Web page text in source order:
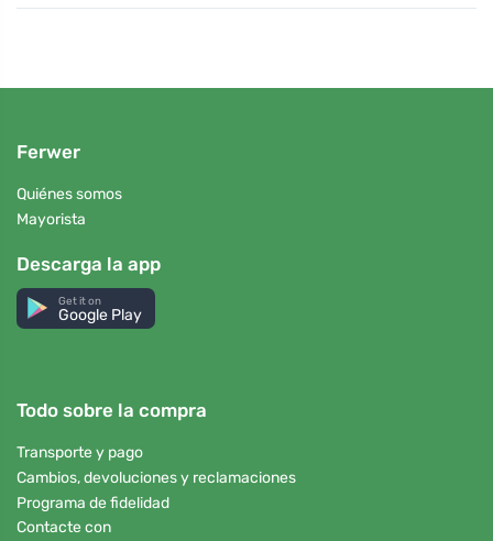
Ferwer
Quiénes somos
Mayorista
Descarga la app
Get it on
Google Play
Todo sobre la compra
Transporte y pago
Cambios, devoluciones y reclamaciones
Programa de fidelidad
Contacte con